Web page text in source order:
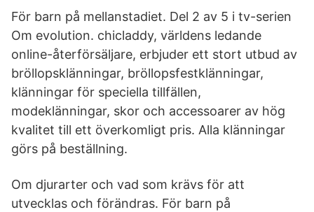
För barn på mellanstadiet. Del 2 av 5 i tv-serien
Om evolution. chicladdy, världens ledande
online-återförsäljare, erbjuder ett stort utbud av
bröllopsklänningar, bröllopsfestklänningar,
klänningar för speciella tillfällen,
modeklänningar, skor och accessoarer av hög
kvalitet till ett överkomligt pris. Alla klänningar
görs på beställning.
Om djurarter och vad som krävs för att
utvecklas och förändras. För barn på